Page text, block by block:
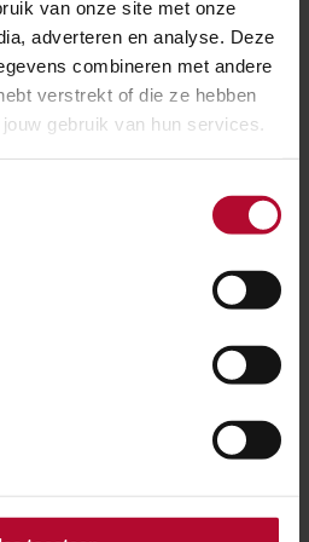
van onze site met onze
adverteren en analyse. Deze
combineren met andere
verstrekt of die ze hebben
gebruik van hun services.
over
hartstikke goed. We hebben
oog op het klimaat.”
wij: je moet
één
bewoond